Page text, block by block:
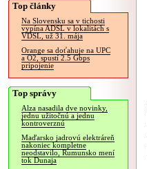
Top články
Na Slovensku sa v tichosti
vypína ADSL v lokalitách s
VDSL, už 31. mája
Orange sa doťahuje na UPC
a O2, spustí 2.5 Gbps
pripojenie
Top správy
Alza nasadila dve novinky,
jednu užitočnú a jednu
kontroverznú
Maďarsko jadrovú elektráreň
nakoniec kompletne
neodstavilo, Rumunsko mení
tok Dunaja